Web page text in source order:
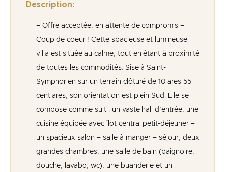
Description:
– Offre acceptée, en attente de compromis –
Coup de coeur ! Cette spacieuse et lumineuse
villa est située au calme, tout en étant à proximité
de toutes les commodités. Sise à Saint-
Symphorien sur un terrain clôturé de 10 ares 55
centiares, son orientation est plein Sud. Elle se
compose comme suit : un vaste hall d’entrée, une
cuisine équipée avec îlot central petit-déjeuner –
un spacieux salon – salle à manger – séjour, deux
grandes chambres, une salle de bain (baignoire,
douche, lavabo, wc), une buanderie et un